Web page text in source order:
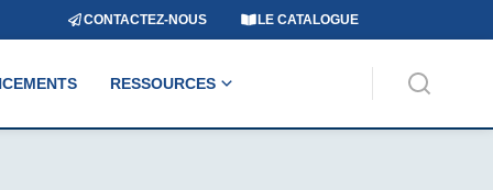
CONTACTEZ-NOUS LE CATALOGUE
RESSOURCES